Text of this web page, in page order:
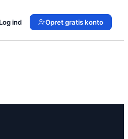
Log ind Opret gratis konto